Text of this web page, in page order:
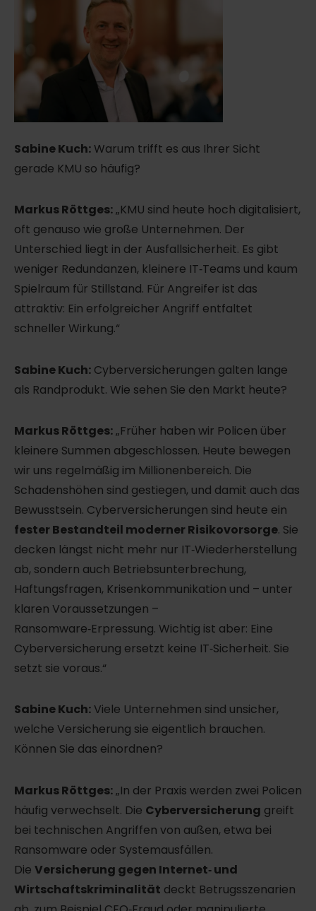
Sabine Kuch:Warum trifft es aus Ihrer Sicht
gerade KMU so häufig?
Markus Röttges:„KMU sind heute hoch digitalisiert,
oft genauso wie große Unternehmen. Der
Unterschied liegt in der Ausfallsicherheit. Es gibt
weniger Redundanzen, kleinere IT‑Teams und kaum
Spielraum für Stillstand. Für Angreifer ist das
attraktiv: Ein erfolgreicher Angriff entfaltet
schneller Wirkung.“
Sabine Kuch: Cyberversicherungen galten lange
als Randprodukt. Wie sehen Sie den Markt heute?
Markus Röttges:„Früher haben wir Policen über
kleinere Summen abgeschlossen. Heute bewegen
wir uns regelmäßig im Millionenbereich. Die
Schadenshöhen sind gestiegen, und damit auch das
Bewusstsein. Cyberversicherungen sind heute ein
fester Bestandteil moderner Risikovorsorge. Sie
decken längst nicht mehr nur IT‑Wiederherstellung
ab, sondern auch Betriebsunterbrechung,
Haftungsfragen, Krisenkommunikation und – unter
klaren Voraussetzungen –
Ransomware‑Erpressung. Wichtig ist aber: Eine
Cyberversicherung ersetzt keine IT‑Sicherheit. Sie
setzt sie voraus.“
Sabine Kuch: Viele Unternehmen sind unsicher,
welche Versicherung sie eigentlich brauchen.
Können Sie das einordnen?
Markus Röttges:„In der Praxis werden zwei Policen
häufig verwechselt. Die Cyberversicherung greift
bei technischen Angriffen von außen, etwa bei
Ransomware oder Systemausfällen.
Die Versicherung gegen Internet‑ und
Wirtschaftskriminalität deckt Betrugsszenarien